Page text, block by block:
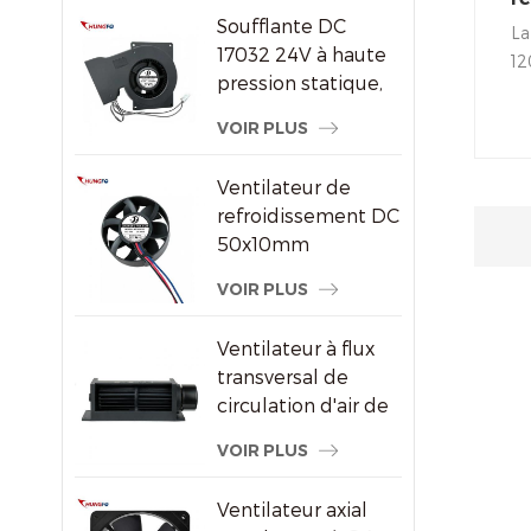
Soufflante DC
17032 24V à haute
pression statique,
refroidissement
VOIR PLUS
Ventilateur de
refroidissement DC
50x10mm
vitesse sans balais
appareils
électroniques
VOIR PLUS
Ventilateur à flux
transversal de
circulation d'air de
économiseur
plastique
VOIR PLUS
Ventilateur axial